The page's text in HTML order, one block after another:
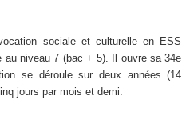
sociale et culturelle en ESS
au niveau 7 (bac + 5). Il ouvre sa 34e
se déroule sur deux années (14
jours par mois et demi.